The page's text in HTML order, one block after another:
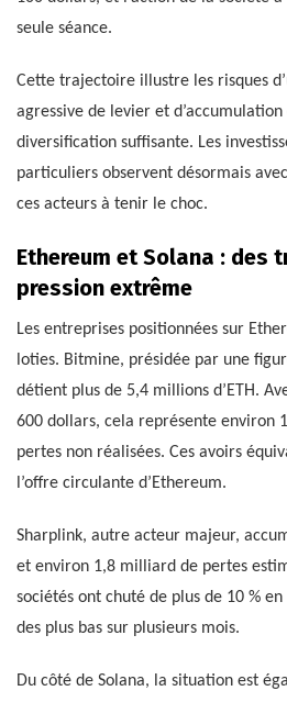
seule séance.
Cette trajectoire illustre les risques
agressive de levier et d’accumulation
diversification suffisante. Les
particuliers observent désormais
ces acteurs à tenir le choc.
Ethereum et Solana : des
pression extrême
Les entreprises positionnées sur
loties. Bitmine, présidée par une
détient plus de 5,4 millions d’ETH.
600 dollars, cela représente environ
pertes non réalisées. Ces avoirs
l’offre circulante d’Ethereum.
Sharplink, autre acteur majeur,
et environ 1,8 milliard de pertes
sociétés ont chuté de plus de 10 %
des plus bas sur plusieurs mois.
Du côté de Solana, la situation est